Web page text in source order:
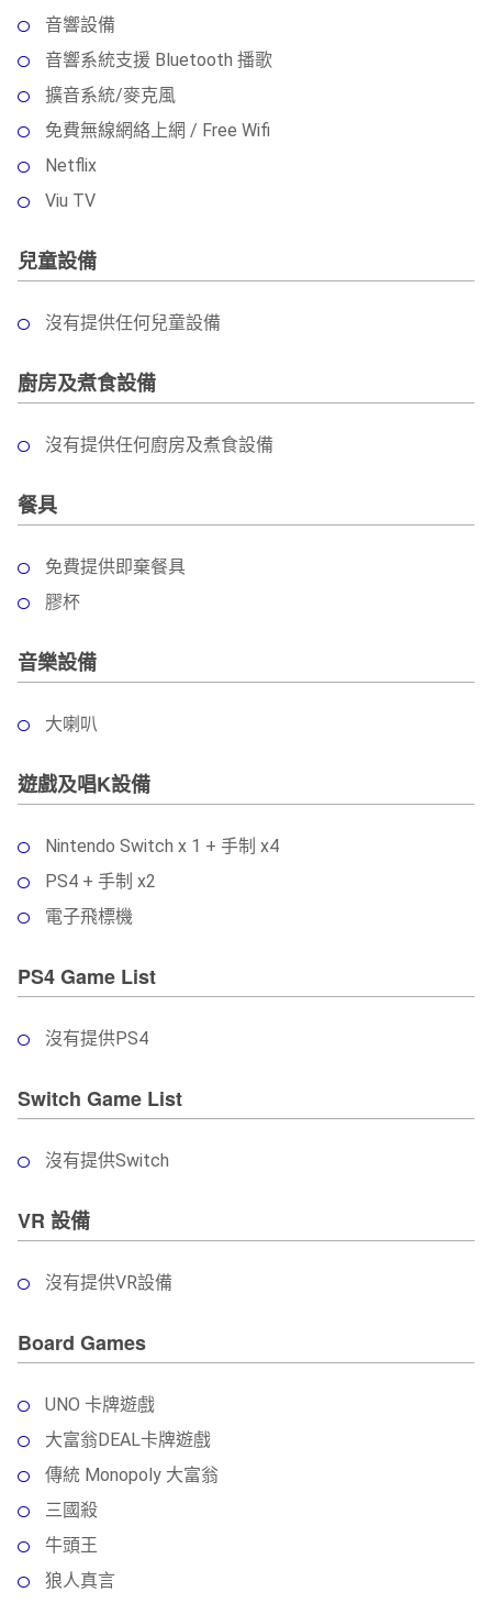
音響設備
音響系統支援 Bluetooth 播歌
擴音系統/麥克風
免費無線網絡上網 / Free Wifi
Netflix
Viu TV
兒童設備
沒有提供任何兒童設備
廚房及煮食設備
沒有提供任何廚房及煮食設備
餐具
免費提供即棄餐具
膠杯
音樂設備
大喇叭
遊戲及唱K設備
Nintendo Switch x 1 + 手制 x4
PS4 + 手制 x2
電子飛標機
PS4 Game List
沒有提供PS4
Switch Game List
沒有提供Switch
VR 設備
沒有提供VR設備
Board Games
UNO 卡牌遊戲
大富翁DEAL卡牌遊戲
傳統 Monopoly 大富翁
三國殺
牛頭王
狼人真言